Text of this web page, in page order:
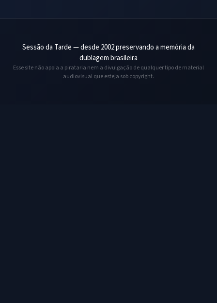
Sessão da Tarde — desde 2002 preservando a memória da
dublagem brasileira
Esse site não apoia a pirataria nem a divulgação de qualquer tipo de material
audiovisual que esteja sob copyright.